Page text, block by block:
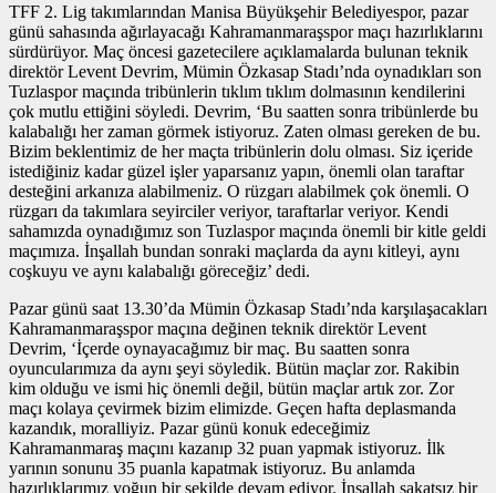
TFF 2. Lig takımlarından Manisa Büyükşehir Belediyespor, pazar
günü sahasında ağırlayacağı Kahramanmaraşspor maçı hazırlıklarını
sürdürüyor. Maç öncesi gazetecilere açıklamalarda bulunan teknik
direktör Levent Devrim, Mümin Özkasap Stadı’nda oynadıkları son
Tuzlaspor maçında tribünlerin tıklım tıklım dolmasının kendilerini
çok mutlu ettiğini söyledi. Devrim, ‘Bu saatten sonra tribünlerde bu
kalabalığı her zaman görmek istiyoruz. Zaten olması gereken de bu.
Bizim beklentimiz de her maçta tribünlerin dolu olması. Siz içeride
istediğiniz kadar güzel işler yaparsanız yapın, önemli olan taraftar
desteğini arkanıza alabilmeniz. O rüzgarı alabilmek çok önemli. O
rüzgarı da takımlara seyirciler veriyor, taraftarlar veriyor. Kendi
sahamızda oynadığımız son Tuzlaspor maçında önemli bir kitle geldi
maçımıza. İnşallah bundan sonraki maçlarda da aynı kitleyi, aynı
coşkuyu ve aynı kalabalığı göreceğiz’ dedi.
Pazar günü saat 13.30’da Mümin Özkasap Stadı’nda karşılaşacakları
Kahramanmaraşspor maçına değinen teknik direktör Levent
Devrim, ‘İçerde oynayacağımız bir maç. Bu saatten sonra
oyuncularımıza da aynı şeyi söyledik. Bütün maçlar zor. Rakibin
kim olduğu ve ismi hiç önemli değil, bütün maçlar artık zor. Zor
maçı kolaya çevirmek bizim elimizde. Geçen hafta deplasmanda
kazandık, moralliyiz. Pazar günü konuk edeceğimiz
Kahramanmaraş maçını kazanıp 32 puan yapmak istiyoruz. İlk
yarının sonunu 35 puanla kapatmak istiyoruz. Bu anlamda
hazırlıklarımız yoğun bir şekilde devam ediyor. İnşallah sakatsız bir